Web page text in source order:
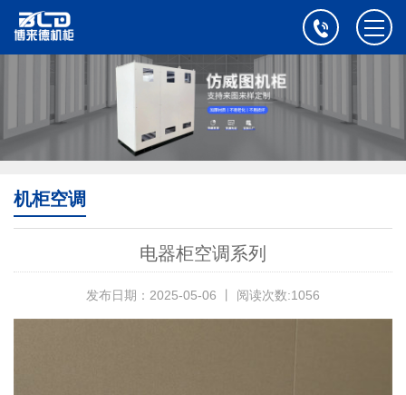
机柜空调
电器柜空调系列
发布日期：2025-05-06 丨 阅读次数:1056